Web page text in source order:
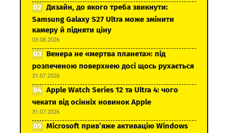
Дизайн, до якого треба звикнути:
Samsung Galaxy S27 Ultra може змінити
камеру й підняти ціну
03.08.2026
Венера не «мертва планета»: під
розпеченою поверхнею досі щось рухається
31.07.2026
Apple Watch Series 12 та Ultra 4: чого
чекати від осінніх новинок Apple
31.07.2026
Microsoft прив’яже активацію Windows